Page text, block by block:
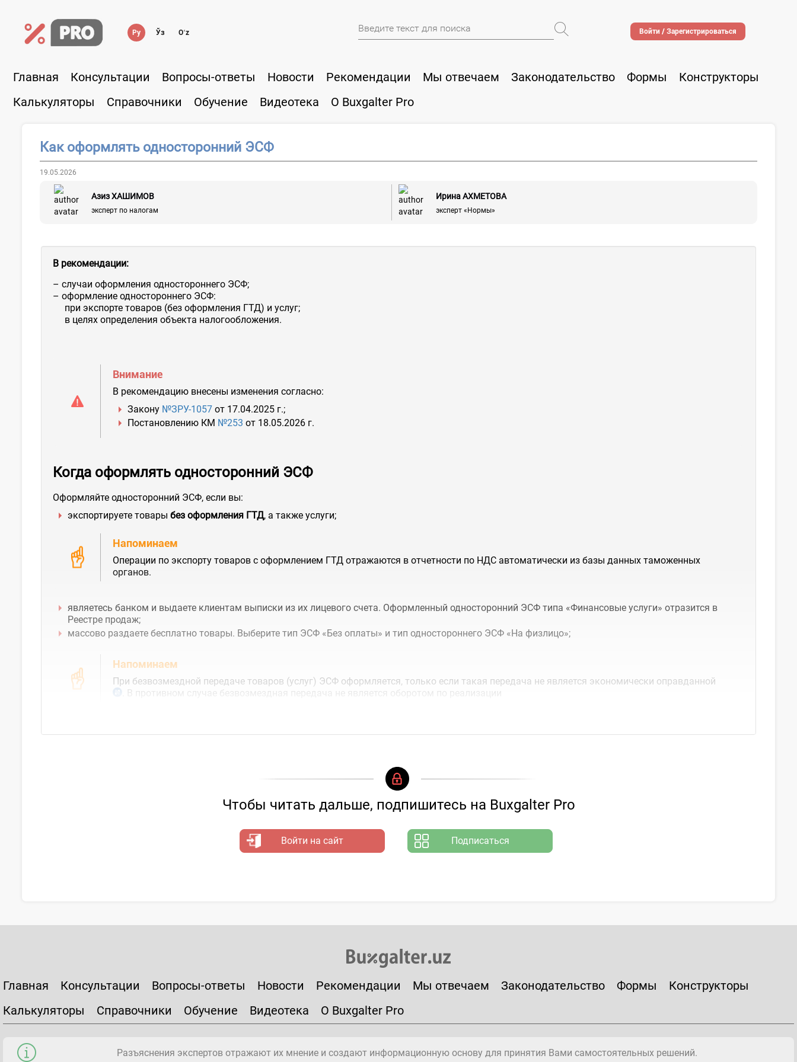
Ру Ўз Oʻz Войти / Зарегистрироваться
Главная Консультации Вопросы-ответы Новости Рекомендации Мы отвечаем Законодательство Формы
Конструкторы
Калькуляторы
Справочники Обучение Видеотека О Buxgalter Pro
Как оформлять односторонний ЭСФ
19.05.2026
Азиз ХАШИМОВ
эксперт по налогам
Ирина АХМЕТОВА
эксперт «Нормы»
В рекомендации:
– случаи оформления одностороннего ЭСФ;
– оформление одностороннего ЭСФ:
при экспорте товаров (без оформления ГТД) и услуг;
в целях определения объекта налогообложения.
Внимание
В рекомендацию внесены изменения согласно:
Закону №ЗРУ-1057 от 17.04.2025 г.;
Постановлению КМ №253 от 18.05.2026 г.
Когда оформлять односторонний ЭСФ
Оформляйте односторонний ЭСФ, если вы:
экспортируете товары без оформления ГТД, а также услуги;
Напоминаем
Операции по экспорту товаров с оформлением ГТД отражаются в отчетности по НДС автоматически из базы данных таможенных
органов.
являетесь банком и выдаете клиентам выписки из их лицевого счета. Оформленный односторонний ЭСФ типа «Финансовые услуги» отразится в
Реестре продаж;
массово раздаете бесплатно товары. Выберите тип ЭСФ «Без оплаты» и тип одностороннего ЭСФ «На физлицо»;
Напоминаем
При безвозмездной передаче товаров (услуг) ЭСФ оформляется, только если такая передача не является экономически оправданной
. В противном случае безвозмездная передача не является оборотом по реализации
Чтобы читать дальше, подпишитесь на Buxgalter Pro
Войти на сайт Подписаться
Главная Консультации Вопросы-ответы Новости Рекомендации Мы отвечаем Законодательство Формы
Конструкторы
Калькуляторы
Справочники Обучение Видеотека О Buxgalter Pro
Разъяснения экспертов отражают их мнение и создают информационную основу для принятия Вами самостоятельных решений.